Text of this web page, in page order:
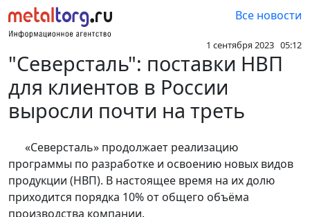
Все новости
1 сентября 2023 05:12
"Северсталь": поставки НВП
для клиентов в России
выросли почти на треть
«Северсталь» продолжает реализацию
программы по разработке и освоению новых видов
продукции (НВП). В настоящее время на их долю
приходится порядка 10% от общего объёма
производства компании.